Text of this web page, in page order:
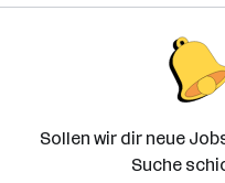
Sollen wir dir neue
Suche